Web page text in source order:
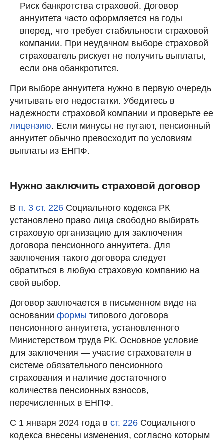
Риск банкротства страховой. Договор
аннуитета часто оформляется на годы
вперед, что требует стабильности страховой
компании. При неудачном выборе страховой
страхователь рискует не получить выплаты,
если она обанкротится.
При выборе аннуитета нужно в первую очередь
учитывать его недостатки. Убедитесь в
надежности страховой компании и проверьте ее
лицензию. Если минусы не пугают, пенсионный
аннуитет обычно превосходит по условиям
выплаты из ЕНПФ.
Нужно заключить страховой договор
В п. 3 ст. 226 Социального кодекса РК
установлено право лица свободно выбирать
страховую организацию для заключения
договора пенсионного аннуитета. Для
заключения такого договора следует
обратиться в любую страховую компанию на
свой выбор.
Договор заключается в письменном виде на
основании формы типового договора
пенсионного аннуитета, установленного
Министерством труда РК. Основное условие
для заключения — участие страхователя в
системе обязательного пенсионного
страхования и наличие достаточного
количества пенсионных взносов,
перечисленных в ЕНПФ.
С 1 января 2024 года в ст. 226 Социального
кодекса внесены изменения, согласно которым